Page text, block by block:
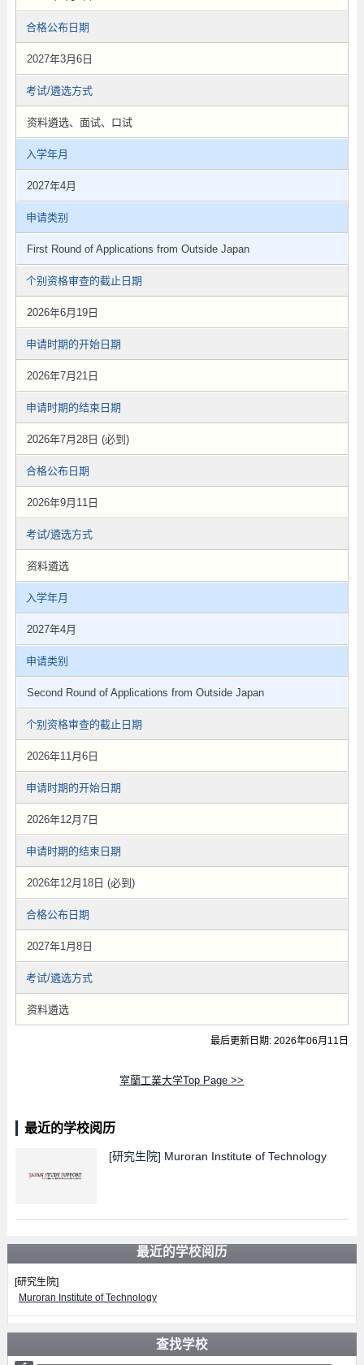
合格公布日期
2027年3月6日
考试/遴选方式
资料遴选、面试、口试
入学年月
2027年4月
申请类别
First Round of Applications from Outside Japan
个别资格审查的截止日期
2026年6月19日
申请时期的开始日期
2026年7月21日
申请时期的结束日期
2026年7月28日 (必到)
合格公布日期
2026年9月11日
考试/遴选方式
资料遴选
入学年月
2027年4月
申请类别
Second Round of Applications from Outside Japan
个别资格审查的截止日期
2026年11月6日
申请时期的开始日期
2026年12月7日
申请时期的结束日期
2026年12月18日 (必到)
合格公布日期
2027年1月8日
考试/遴选方式
资料遴选
最后更新日期: 2026年06月11日
室蘭工業大学Top Page >>
最近的学校阅历
[研究生院] Muroran Institute of Technology
最近的学校阅历
[研究生院]
Muroran Institute of Technology
查找学校